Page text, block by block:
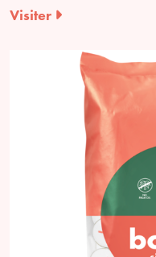
Visiter